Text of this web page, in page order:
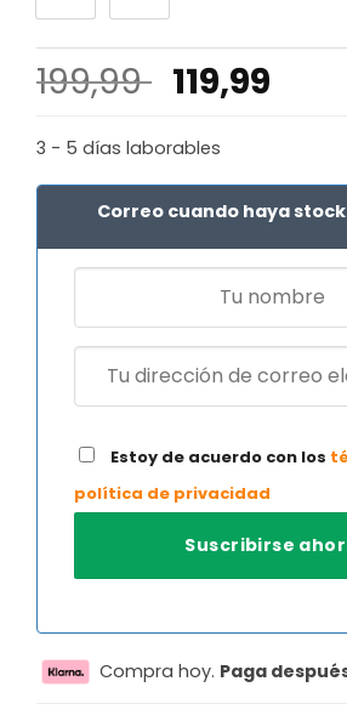
199,99 El
precio
original
era:
199,99 €.
119,99
es:
3 - 5 días laborables
Correo cuando haya
Estoy de acuerdo con los
política de privacidad
Compra hoy. Paga